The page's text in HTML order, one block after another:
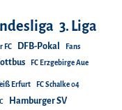
3. Liga
FC DFB-Pokal Fans
FC Erzgebirge Aue
Erfurt FC Schalke 04
Hamburger SV